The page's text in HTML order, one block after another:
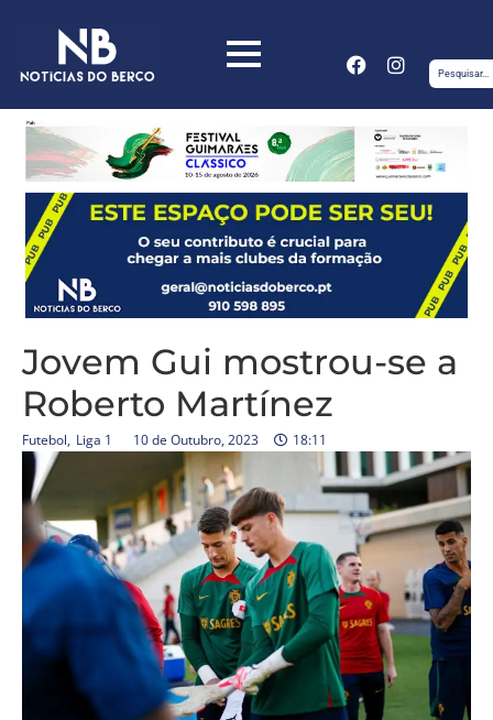
Jovem Gui mostrou-se a
Roberto Martínez
Futebol, Liga 1 10 de Outubro, 2023 18:11